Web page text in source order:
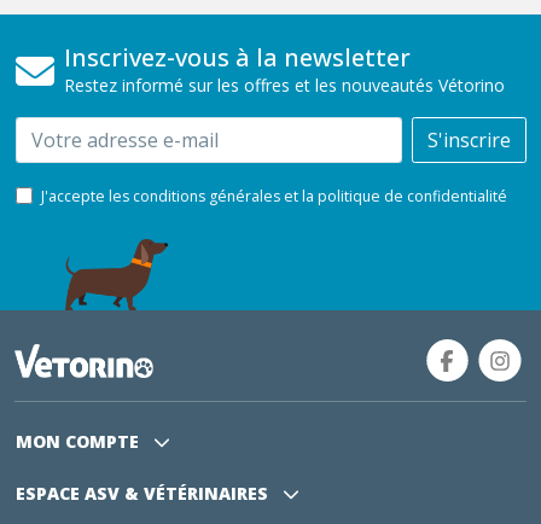
Inscrivez-vous à la newsletter
Restez informé sur les offres et les nouveautés Vétorino
Email S'inscrire
J'accepte les conditions générales et la politique de confidentialité
MON COMPTE
ESPACE ASV & VÉTÉRINAIRES